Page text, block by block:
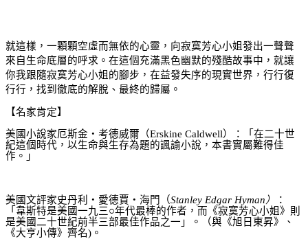
就這樣，一顆顆空虛而無依的心靈，向寂寞芳心小姐發出一聲聲
來自生命底層的呼求。在這個充滿黑色幽默的殘酷故事中，就讓
你我跟隨寂寞芳心小姐的腳步，在益發失序的現實世界，行行復
行行，找到徹底的解脫、最終的歸屬。
【名家肯定】
美國小說家厄斯金‧考德威爾（Erskine Caldwell）：「在二十世
紀這個時代，以生命與生存為題的諷諭小說，本書實屬難得佳
作。」
美國文評家史丹利‧愛德賈‧海門（Stanley Edgar Hyman）
：
「韋斯特是美國一九三○年代最棒的作者，而《寂寞芳心小姐》則
是美國二十世紀前半三部最佳作品之一」。（與《旭日東昇》、
《大亨小傳》齊名) 。